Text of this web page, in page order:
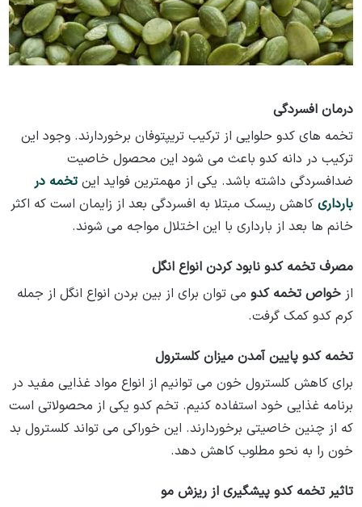
درمان افسردگی
تخمه های کدو حلوایی از ترکیب تریپتوفان برخوردارند. وجود این
ترکیب در دانه کدو باعث می شود این محصول خاصیت
ضدافسردگی داشته باشد. یکی از مهمترین فواید اینتخمه در
بارداری کاهش ریسک مبتلا به افسردگی بعد از زایمان است که اکثر
خانم ها بعد از بارداری با این اختلال مواجه می شوند.
مصرف تخمه کدو نابود کردن انواع انگل
از خواص تخمه کدو می توان برای از بین بردن انواع انگل از جمله
کرم کدو کمک گرفت.
تخمه کدو پایین آمدن میزان کلسترول
برای کاهش کلسترول خون می توانیم از انواع مواد غذایی مفید در
برنامه غذایی خود استفاده کنیم. تخم کدو یکی از محصولاتی است
که از چنین خاصیتی برخوردارند. این خوراکی می تواند کلسترول بد
خون را به نحو مطلوب کاهش دهد.
تاثیر تخمه کدو پیشگیری از ریزش مو